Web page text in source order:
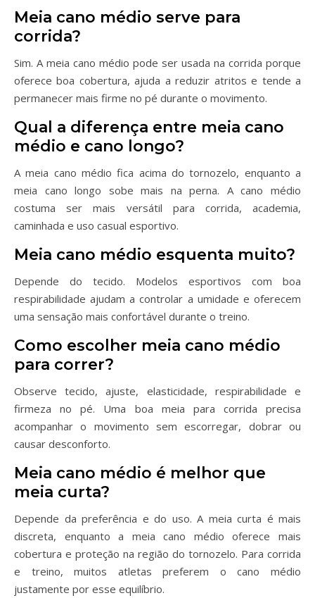
Meia cano médio serve para
corrida?
Sim. A meia cano médio pode ser usada na corrida porque
oferece boa cobertura, ajuda a reduzir atritos e tende a
permanecer mais firme no pé durante o movimento.
Qual a diferença entre meia cano
médio e cano longo?
A meia cano médio fica acima do tornozelo, enquanto a
meia cano longo sobe mais na perna. A cano médio
costuma ser mais versátil para corrida, academia,
caminhada e uso casual esportivo.
Meia cano médio esquenta muito?
Depende do tecido. Modelos esportivos com boa
respirabilidade ajudam a controlar a umidade e oferecem
uma sensação mais confortável durante o treino.
Como escolher meia cano médio
para correr?
Observe tecido, ajuste, elasticidade, respirabilidade e
firmeza no pé. Uma boa meia para corrida precisa
acompanhar o movimento sem escorregar, dobrar ou
causar desconforto.
Meia cano médio é melhor que
meia curta?
Depende da preferência e do uso. A meia curta é mais
discreta, enquanto a meia cano médio oferece mais
cobertura e proteção na região do tornozelo. Para corrida
e treino, muitos atletas preferem o cano médio
justamente por esse equilíbrio.